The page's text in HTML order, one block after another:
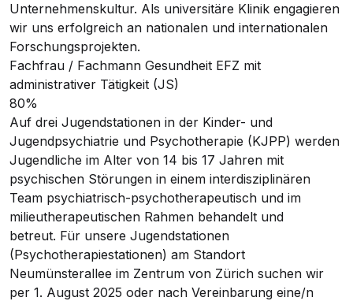
Unternehmenskultur. Als universitäre Klinik engagieren
wir uns erfolgreich an nationalen und internationalen
Forschungsprojekten.
Fachfrau / Fachmann Gesundheit EFZ mit
administrativer Tätigkeit (JS)
80%
Auf drei Jugendstationen in der Kinder- und
Jugendpsychiatrie und Psychotherapie (KJPP) werden
Jugendliche im Alter von 14 bis 17 Jahren mit
psychischen Störungen in einem interdisziplinären
Team psychiatrisch-psychotherapeutisch und im
milieutherapeutischen Rahmen behandelt und
betreut. Für unsere Jugendstationen
(Psychotherapiestationen) am Standort
Neumünsterallee im Zentrum von Zürich suchen wir
per 1. August 2025 oder nach Vereinbarung eine/n